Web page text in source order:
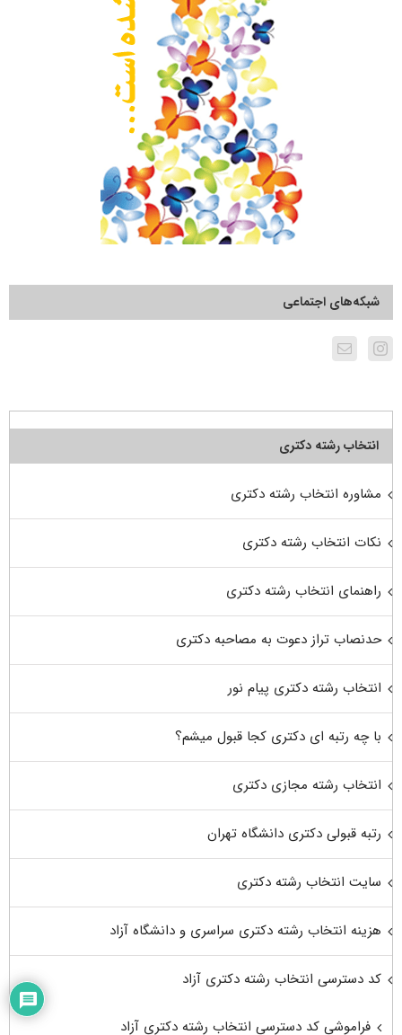
شبکه‌های اجتماعی
انتخاب رشته دکتری
مشاوره انتخاب رشته دکتری
نکات انتخاب رشته دکتری
راهنمای انتخاب رشته دکتری
حدنصاب تراز دعوت به مصاحبه دکتری
انتخاب رشته دکتری پیام نور
با چه رتبه ای دکتری کجا قبول میشم؟
انتخاب رشته مجازی دکتری
رتبه قبولی دکتری دانشگاه تهران
سایت انتخاب رشته دکتری
هزینه انتخاب رشته دکتری سراسری و دانشگاه آزاد
کد دسترسی انتخاب رشته دکتری آزاد
فراموشی کد دسترسی انتخاب رشته دکتری آزاد